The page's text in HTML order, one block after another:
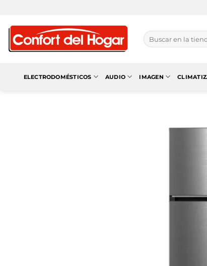
contenido
Buscar
por:
ELECTRODOMÉSTICOS AUDIO IMAGEN